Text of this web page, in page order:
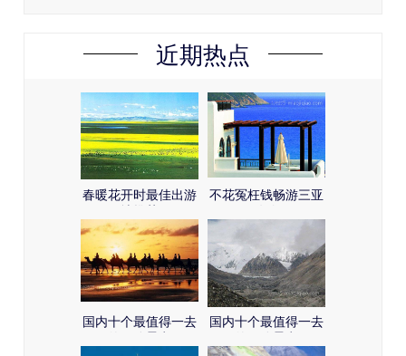
近期热点
春暖花开时最佳出游
不花冤枉钱畅游三亚
国内十个最值得一去
国内十个最值得一去